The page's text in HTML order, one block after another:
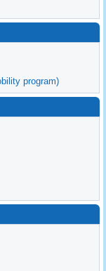
program)